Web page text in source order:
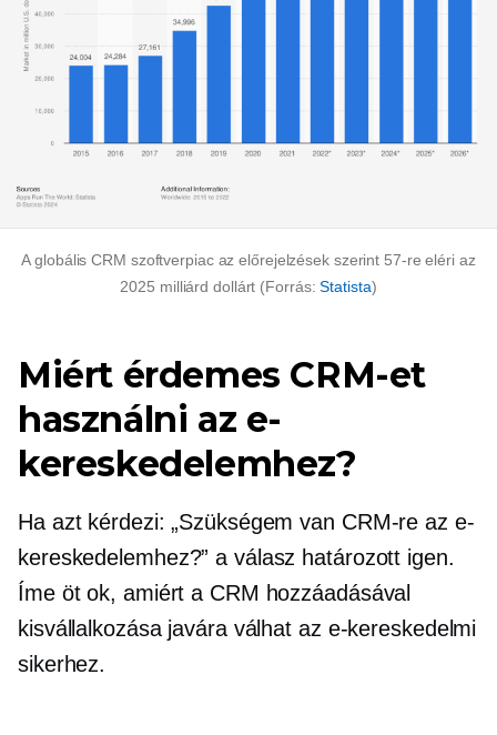
A globális CRM szoftverpiac az előrejelzések szerint 57-re eléri az
2025 milliárd dollárt (Forrás:Statista)
Miért érdemes CRM-et
használni az e-
kereskedelemhez?
Ha azt kérdezi: „Szükségem van CRM-re az e-
kereskedelemhez?” a válasz határozott igen.
Íme öt ok, amiért a CRM hozzáadásával
kisvállalkozása javára válhat az e-kereskedelmi
sikerhez.